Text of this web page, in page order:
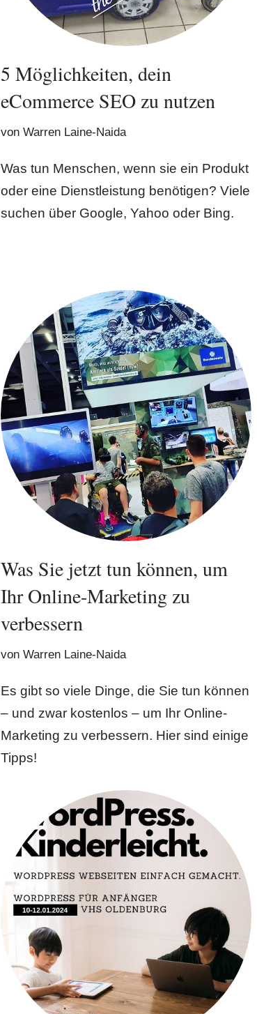
5 Möglichkeiten, dein
eCommerce SEO zu nutzen
von Warren Laine-Naida
Was tun Menschen, wenn sie ein Produkt
oder eine Dienstleistung benötigen? Viele
suchen über Google, Yahoo oder Bing.
Was Sie jetzt tun können, um
Ihr Online-Marketing zu
verbessern
von Warren Laine-Naida
Es gibt so viele Dinge, die Sie tun können
– und zwar kostenlos – um Ihr Online-
Marketing zu verbessern. Hier sind einige
Tipps!